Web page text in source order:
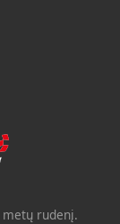
metų rudenį.